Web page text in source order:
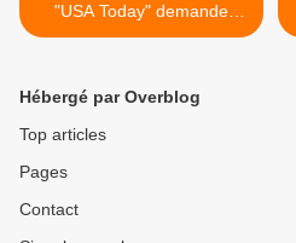
"USA Today" demande
l'arrestation et
Hébergé par Overblog
Top articles
Pages
Contact